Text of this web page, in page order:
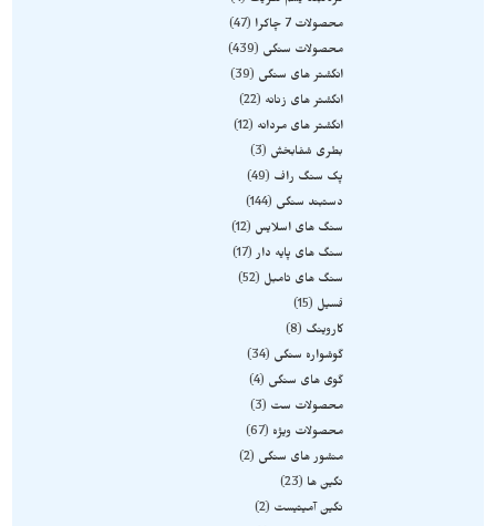
محصولات 7 چاکرا
47
محصولات سنگی
439
انگشتر های سنگی
39
انگشتر های زنانه
22
انگشتر های مردانه
12
بطری شفابخش
3
پک سنگ راف
49
دستبند سنگی
144
سنگ های اسلایس
12
سنگ های پایه دار 17
سنگ های تامبل
52
فسیل
15
کاروینگ
8
گوشواره سنگی
34
گوی های سنگی
4
محصولات ست
3
محصولات ویژه
67
منشور های سنگی
2
نگین ها
23
نگین آمیتیست
2